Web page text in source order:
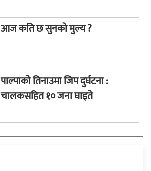
आज कति छ सुनको मुल्य ?
पाल्पाको तिनाउमा जिप दुर्घटना :
चालकसहित १० जना घाइते